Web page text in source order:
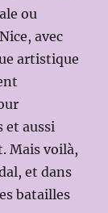
ou
avec
artistique
et aussi
Mais voilà,
et dans
batailles